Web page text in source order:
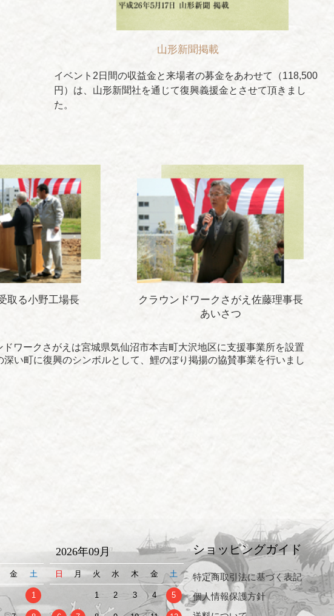
山形新聞掲載
イベント2日間の収益金と来場者の募金をあわせて（118,500
円）は、山形新聞社を通じて復興義援金とさせて頂きまし
た。
取る小野工場長
クラウンドワークさがえ佐藤理事長
あいさつ
ワークさがえは宮城県気仙沼市本吉町大沢地区に支援事業所を設置
い町に復興のシンボルとして、鯉のぼり掲揚の協賛事業を行いまし
金 土
1
2026年09月
日 月 火 水 木 金 土
1 2 3 4 5
ショッピングガイド
特定商取引法に基づく表記
個人情報保護方針